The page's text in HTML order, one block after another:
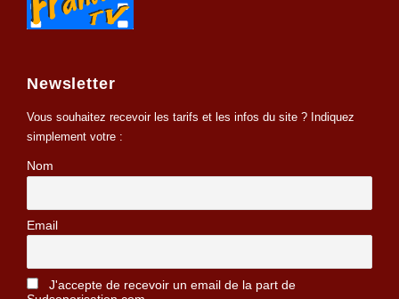
Newsletter
Vous souhaitez recevoir les tarifs et les infos du site ? Indiquez
simplement votre :
Nom
Email
J'accepte de recevoir un email de la part de